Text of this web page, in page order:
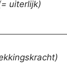
uiterlijk)